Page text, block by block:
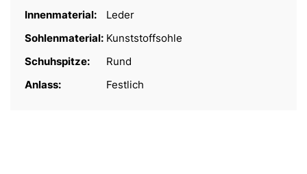
Innenmaterial:
Leder
Sohlenmaterial: Kunststoffsohle
Schuhspitze:
Rund
Anlass:
Festlich